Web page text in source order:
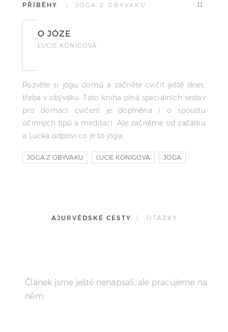
PŘÍBĚHY | JÓGA Z OBÝVAKU
O JÓZE
LUCIE KÖNIGOVÁ
Pozvěte si jógu domů a začněte cvičit ještě dnes,
třeba v obýváku. Tato kniha plná speciálních sestav
pro domácí cvičení je doplněna i o spoustu
účinných tipů a meditací. Ale začněme od začátku
a Lucka odpoví co je to jóga.
JOGA Z OBYVAKU LUCIE KONIGOVA JOGA
AJURVÉDSKÉ CESTY | OTÁZKY
Článek jsme ještě nenapsali, ale pracujeme na
něm.